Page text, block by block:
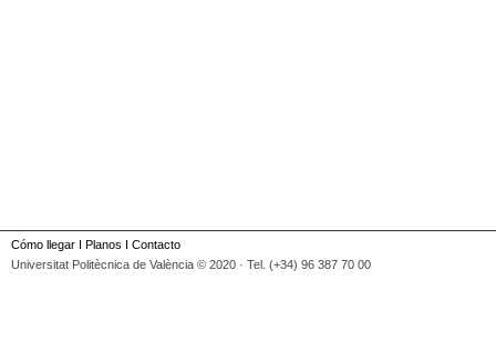
Cómo llegar I Planos I Contacto
Universitat Politècnica de València © 2020 · Tel. (+34) 96 387 70 00